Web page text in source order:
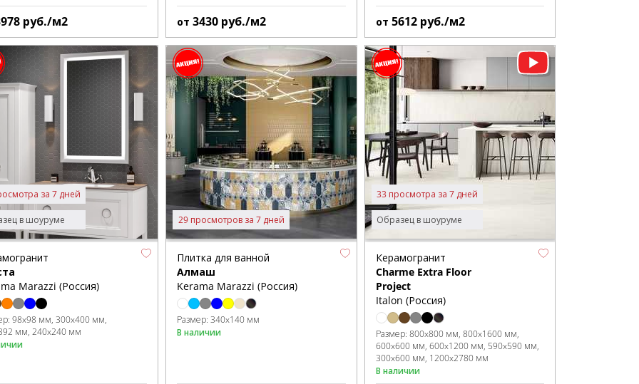
руб./м2 от3430 руб./м2 от 5612 руб./м2
в шоуруме
за 7 дней
Marazzi (Россия)
98x98 мм 300x400 мм
мм 240x240 мм
29 просмотров за 7 дней
Плитка для ванной
Алмаш
Kerama Marazzi (Россия)
Размер:340x140 мм
В наличии
Образец в шоуруме
33 просмотра за 7 дней
Керамогранит
Charme Extra Floor
Project
Italon (Россия)
Размер: 800x800 мм 800x1600 мм
600x600 мм 600x1200 мм 590x590 мм
300x600 мм 1200x2780 мм
В наличии